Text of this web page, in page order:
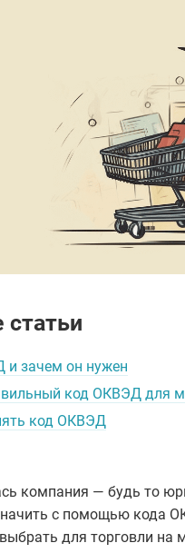
и зачем он нужен
код ОКВЭД для
код ОКВЭД
компания — будь то
с помощью кода
для торговли на